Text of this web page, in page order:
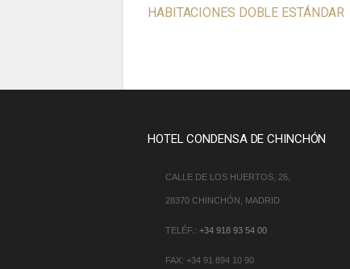
HABITACIONES DOBLE ESTÁNDAR
HOTEL CONDENSA DE CHINCHÓN
CALLE DE LOS HUERTOS, 26,
28370 CHINCHÓN, MADRID
TELÉF.: +34 918 93 54 00
FAX: +34 91 894 10 90